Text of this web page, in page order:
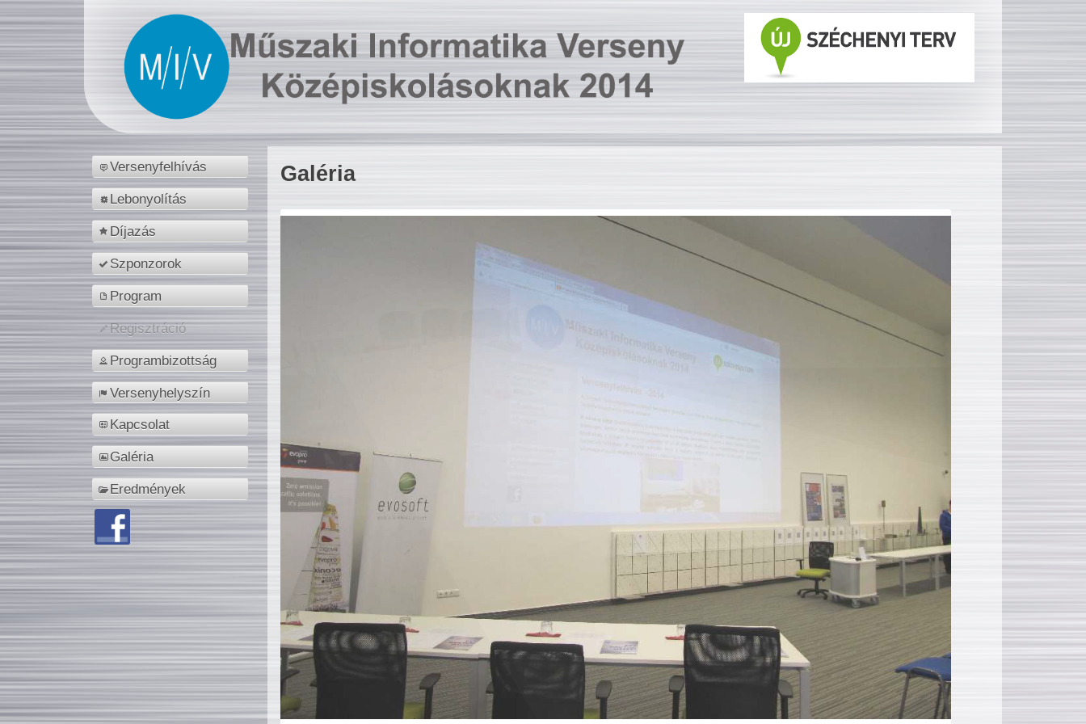
Versenyfelhívás
Lebonyolítás
Díjazás
Szponzorok
Program
Regisztráció
Programbizottság
Versenyhelyszín
Kapcsolat
Galéria
Eredmények
Galéria